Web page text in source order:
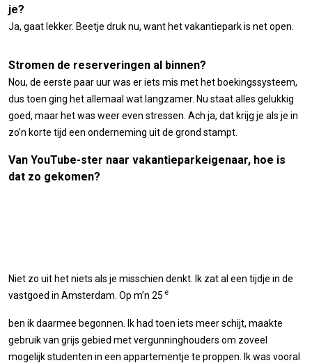
je?
Ja, gaat lekker. Beetje druk nu, want het vakantiepark is net open.
Stromen de reserveringen al binnen?
Nou, de eerste paar uur was er iets mis met het boekingssysteem,
dus toen ging het allemaal wat langzamer. Nu staat alles gelukkig
goed, maar het was weer even stressen. Ach ja, dat krijg je als je in
zo’n korte tijd een onderneming uit de grond stampt.
Van YouTube-ster naar vakantieparkeigenaar, hoe is
dat zo gekomen?
Niet zo uit het niets als je misschien denkt. Ik zat al een tijdje in de
vastgoed in Amsterdam. Op m’n 25 e
ben ik daarmee begonnen. Ik had toen iets meer schijt, maakte
gebruik van grijs gebied met vergunninghouders om zoveel
mogelijk studenten in een appartementje te proppen. Ik was vooral